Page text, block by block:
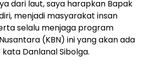
dari laut, saya harapkan Bapak
menjadi masyarakat insan
selalu menjaga program
(KBN) ini yang akan ada
Danlanal Sibolga.